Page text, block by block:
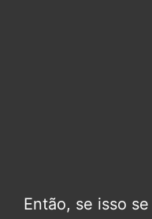
Então, se isso